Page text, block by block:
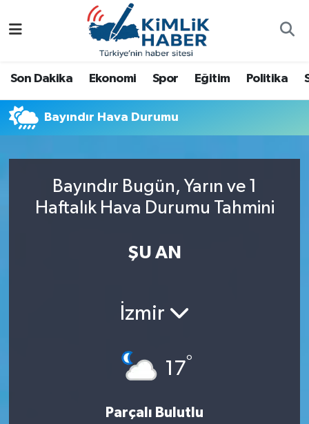
Son Dakika Ekonomi Spor Eğitim Politika
Bayındır Hava Durumu
Bayındır Bugün, Yarın ve 1
Haftalık Hava Durumu Tahmini
ŞU AN
İzmir
17°
Parçalı Bulutlu
Antalya
Dünya
Eğitim
Nöbetçi Eczaneler
Namaz Vakitleri
Trafik Durumu
Süper Lig Puan Durumu ve Fikstür
Son Dakika Haberleri